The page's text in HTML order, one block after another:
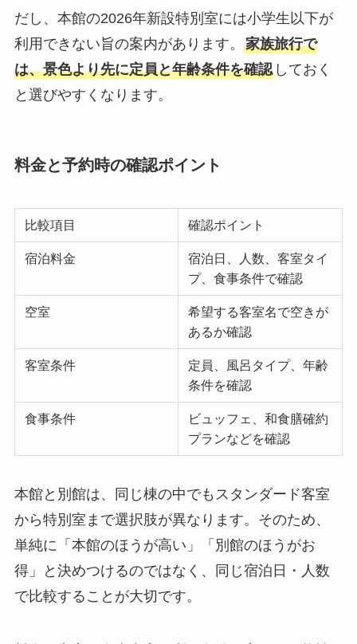
だし、本館の2026年新設特別室には小学生以下が
利用できない旨の案内があります。 家族旅行で
は、景色より先に定員と年齢条件を確認しておく
と選びやすくなります。
料金と予約時の確認ポイント
比較項目 確認ポイント
宿泊料金
宿泊日、人数、客室タイ
プ、食事条件で確認
空室
希望する客室名で空きが
あるか確認
客室条件
定員、風呂タイプ、年齢
条件を確認
食事条件
ビュッフェ、和食膳確約
プランなどを確認
本館と別館は、同じ棟の中でもスタンダード客室
から特別室まで選択肢が異なります。そのため、
単純に「本館のほうが高い」「別館のほうがお
得」と決めつけるのではなく、同じ宿泊日・人数
で比較することが大切です。